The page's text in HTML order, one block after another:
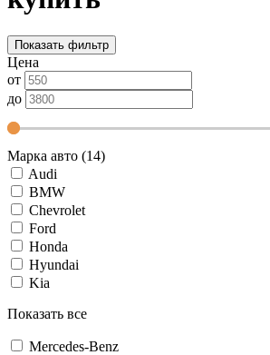
Показать фильтр
Цена
от
до
Марка авто (14)
Audi
BMW
Chevrolet
Ford
Honda
Hyundai
Kia
Показать все
Mercedes-Benz